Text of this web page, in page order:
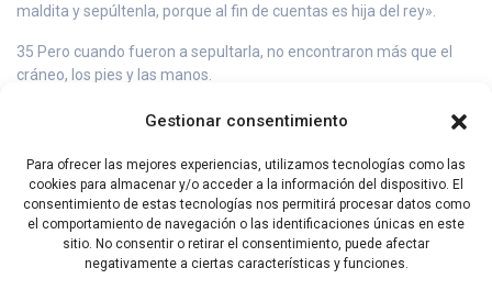
Gestionar consentimiento
Para ofrecer las mejores experiencias, utilizamos tecnologías como las
cookies para almacenar y/o acceder a la información del dispositivo. El
consentimiento de estas tecnologías nos permitirá procesar datos como
el comportamiento de navegación o las identificaciones únicas en este
sitio. No consentir o retirar el consentimiento, puede afectar
negativamente a ciertas características y funciones.
maldita y sepúltenla, porque al fin de cuentas es hija del rey».
35 Pero cuando fueron a sepultarla, no encontraron más que el
cráneo, los pies y las manos.
36 Volvieron a comunicárselo a Jehú, y él dijo: «Así se cumple la
parcela de Izreel;
37 y el cadáver de Jezabel será como estiércol sobre los campos,
de manera que no se podrá decir: Es Jezabel».